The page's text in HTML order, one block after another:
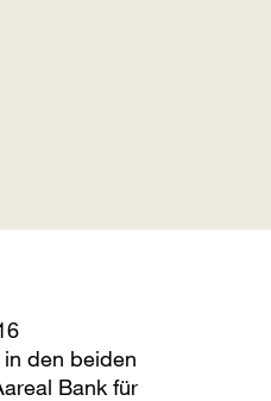
den beiden
Bank für